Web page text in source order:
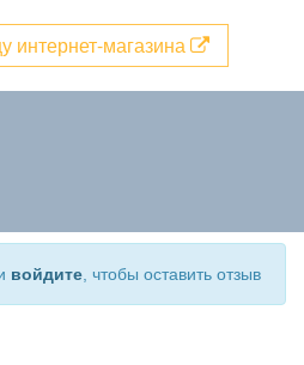
интернет-магазина
войдите , чтобы оставить отзыв